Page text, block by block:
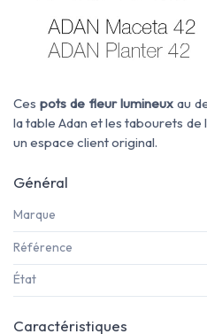
Cespots de fleur lumineuxau
la table Adan et les tabourets
un espace client original.
Général
Marque
Référence
État
Caractéristiques